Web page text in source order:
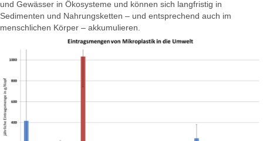
und Gewässer in Ökosysteme und können sich langfristig in
Sedimenten und Nahrungsketten – und entsprechend auch im
menschlichen Körper – akkumulieren.